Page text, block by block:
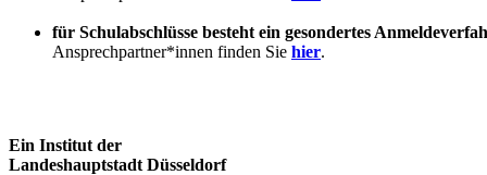
für Schulabschlüsse besteht ein gesondertes
Ansprechpartner*innen finden Sie hier.
Ein Institut der
Landeshauptstadt Düsseldorf